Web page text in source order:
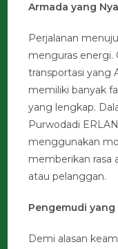
Armada yang
Perjalanan
menguras energi.
transportasi yang
memiliki banyak
yang lengkap.
Purwodadi
menggunakan
memberikan rasa
atau pelanggan.
Pengemudi yang
Demi alasan